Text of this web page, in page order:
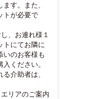
す。また、
トが必要で
、お連れ様１
トにてお隣に
いのお客様も
ください。
介助者は、
リアのご案内